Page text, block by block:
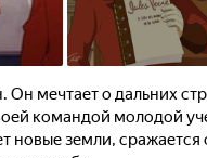
мечтает о дальних
командой молодой
новые земли, сражается